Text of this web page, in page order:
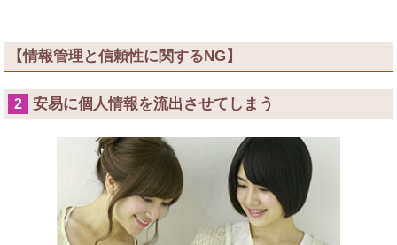
【情報管理と信頼性に関するNG】
2 安易に個人情報を流出させてしまう